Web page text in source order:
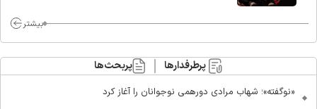
بیشتر
پرطرفدارها پربحث‌ها
«نوگفته»؛ شهاب مرادی دورهمی نوجوانان را آغاز کرد